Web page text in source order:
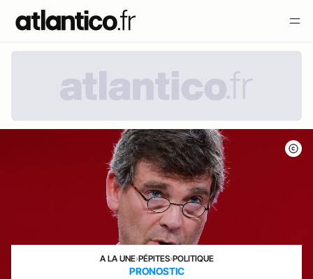
A LA UNE›PÉPITES›POLITIQUE
PRONOSTIC